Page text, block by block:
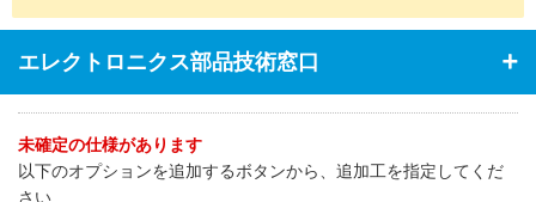
エレクトロニクス部品技術窓口
未確定の仕様があります
以下のオプションを追加するボタンから、追加工を指定してくだ
さい